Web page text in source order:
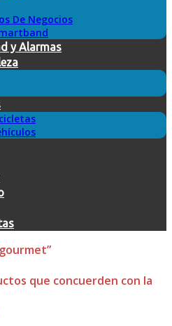
De Negocios
y Alarmas
que concuerden con la